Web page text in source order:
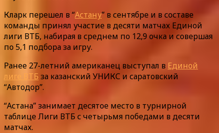
Кларк перешел в “Астану” в сентябре и в составе
команды принял участие в десяти матчах Единой
лиги ВТБ, набирая в среднем по 12,9 очка и совершая
по 5,1 подбора за игру.
Ранее 27-летний американец выступал в Единой
лиге ВТБ за казанский УНИКС и саратовский
“Автодор”.
“Астана” занимает десятое место в турнирной
таблице Лиги ВТБ с четырьмя победами в десяти
матчах.